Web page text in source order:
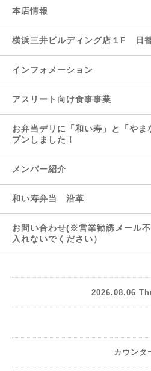
本店情報
横浜三井ビルディング店１F 日
インフォメーション
アスリート向け食事事業
お弁当デリに「和い寿」と「や
プンしました！
メンバー紹介
和い寿弁当 沿革
お問い合わせ(※営業勧誘メール
入れないでください）
2026.08.06
カウンタ